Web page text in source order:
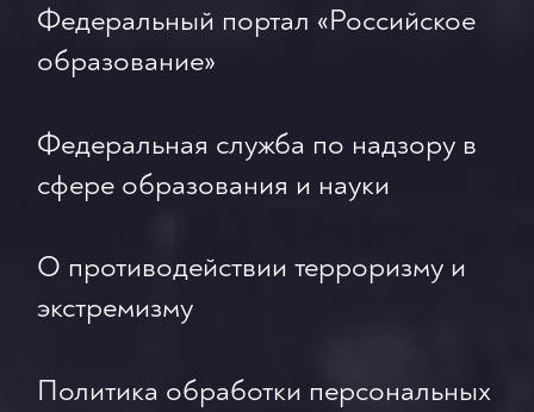
Федеральный портал «Российское
образование»
Федеральная служба по надзору в
сфере образования и науки
О противодействии терроризму и
экстремизму
Политика обработки персональных